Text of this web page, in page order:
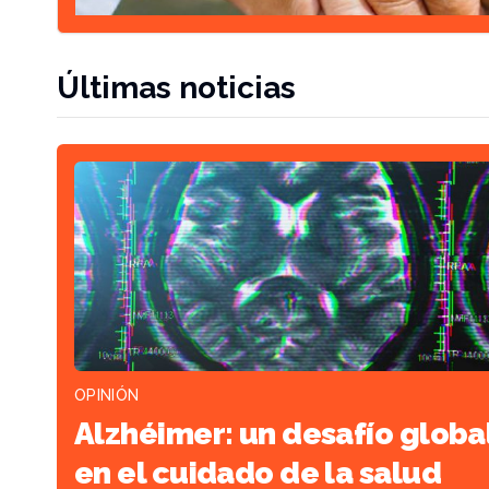
Últimas noticias
OPINIÓN
Alzhéimer: un desafío
en el cuidado de la salud